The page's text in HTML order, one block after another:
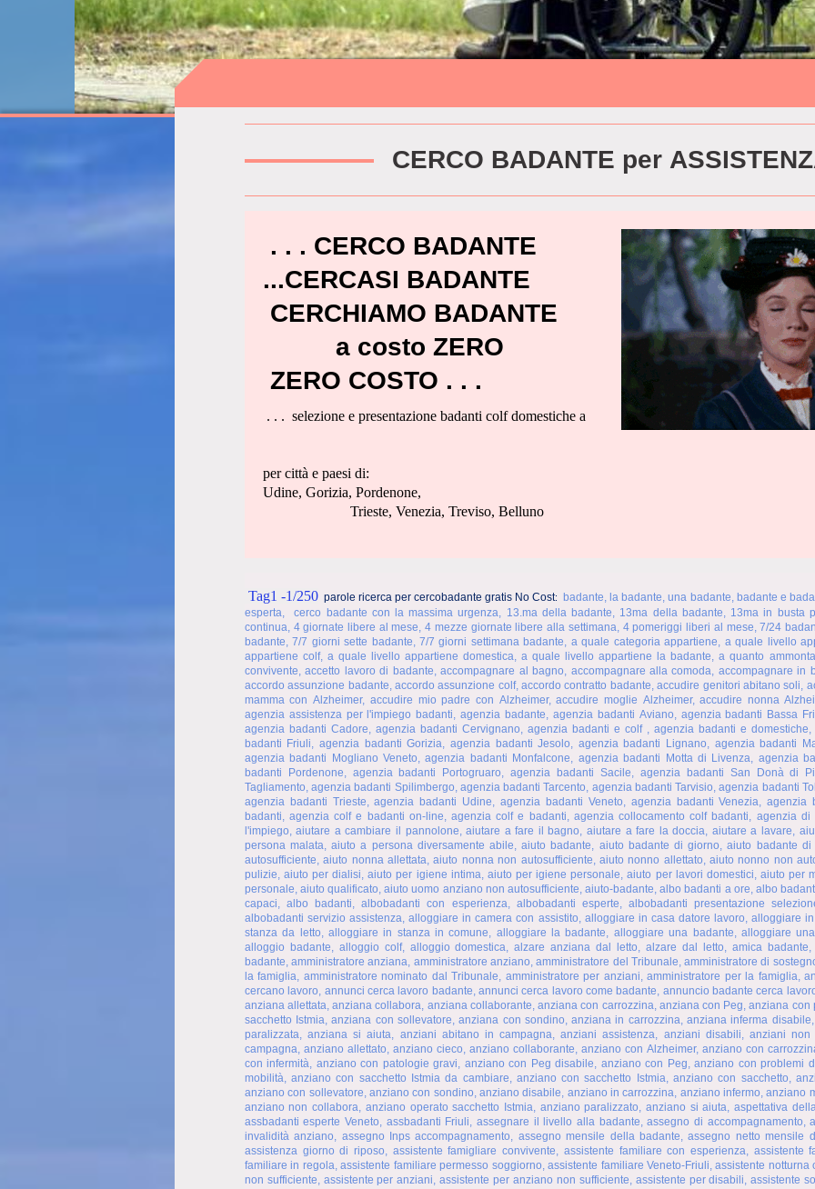
CERCO BADANTE per
. . . CERCO BADANTE
...CERCASI BADANTE
CERCHIAMO BADANTE
a costo ZERO
ZERO COSTO . . .
. . . selezione e presentazione badanti colf domestiche a
per città e paesi di:
Udine, Gorizia, Pordenone,
Trieste, Venezia, Treviso, Belluno
Tag1 -1/250 parole ricerca per cercobadante gratis No Cost:
badante, la badante, una badante, badante e
esperta, cerco badante con la massima urgenza, 13.ma della badante, 13ma della badante, 13ma in busta
continua, 4 giornate libere al mese, 4 mezze giornate libere alla settimana, 4 pomeriggi liberi al mese, 7/24
badante, 7/7 giorni sette badante, 7/7 giorni settimana badante, a quale categoria appartiene, a quale livello
appartiene colf, a quale livello appartiene domestica, a quale livello appartiene la badante, a quanto
convivente, accetto lavoro di badante, accompagnare al bagno, accompagnare alla comoda, accompagnare in
accordo assunzione badante, accordo assunzione colf, accordo contratto badante, accudire genitori abitano soli,
mamma con Alzheimer, accudire mio padre con Alzheimer, accudire moglie Alzheimer, accudire nonna
agenzia assistenza per l'impiego badanti, agenzia badante, agenzia badanti Aviano, agenzia badanti Bassa
agenzia badanti Cadore, agenzia badanti Cervignano, agenzia badanti e colf , agenzia badanti e
badanti Friuli, agenzia badanti Gorizia, agenzia badanti Jesolo, agenzia badanti Lignano, agenzia badanti
agenzia badanti Mogliano Veneto, agenzia badanti Monfalcone, agenzia badanti Motta di Livenza, agenzia
badanti Pordenone, agenzia badanti Portogruaro, agenzia badanti Sacile, agenzia badanti San Donà di
Tagliamento, agenzia badanti Spilimbergo, agenzia badanti Tarcento, agenzia badanti Tarvisio, agenzia badanti
agenzia badanti Trieste, agenzia badanti Udine, agenzia badanti Veneto, agenzia badanti Venezia, agenzia
badanti, agenzia colf e badanti on-line, agenzia colf e badanti, agenzia collocamento colf badanti, agenzia
l'impiego, aiutare a cambiare il pannolone, aiutare a fare il bagno, aiutare a fare la doccia, aiutare a lavare,
persona malata, aiuto a persona diversamente abile, aiuto badante, aiuto badante di giorno, aiuto badante
autosufficiente, aiuto nonna allettata, aiuto nonna non autosufficiente, aiuto nonno allettato, aiuto nonno non
pulizie, aiuto per dialisi, aiuto per igiene intima, aiuto per igiene personale, aiuto per lavori domestici, aiuto per
personale, aiuto qualificato, aiuto uomo anziano non autosufficiente, aiuto-badante, albo badanti a ore, albo
capaci, albo badanti, albobadanti con esperienza, albobadanti esperte, albobadanti presentazione
albobadanti servizio assistenza, alloggiare in camera con assistito, alloggiare in casa datore lavoro, alloggiare
stanza da letto, alloggiare in stanza in comune, alloggiare la badante, alloggiare una badante, alloggiare
alloggio badante, alloggio colf, alloggio domestica, alzare anziana dal letto, alzare dal letto, amica badante,
badante, amministratore anziana, amministratore anziano, amministratore del Tribunale, amministratore di
la famiglia, amministratore nominato dal Tribunale, amministratore per anziani, amministratore per la famiglia,
cercano lavoro, annunci cerca lavoro badante, annunci cerca lavoro come badante, annuncio badante cerca
anziana allettata, anziana collabora, anziana collaborante, anziana con carrozzina, anziana con Peg, anziana
sacchetto Istmia, anziana con sollevatore, anziana con sondino, anziana in carrozzina, anziana inferma
paralizzata, anziana si aiuta, anziani abitano in campagna, anziani assistenza, anziani disabili, anziani
campagna, anziano allettato, anziano cieco, anziano collaborante, anziano con Alzheimer, anziano con
con infermità, anziano con patologie gravi, anziano con Peg disabile, anziano con Peg, anziano con problemi
mobilità, anziano con sacchetto Istmia da cambiare, anziano con sacchetto Istmia, anziano con sacchetto,
anziano con sollevatore, anziano con sondino, anziano disabile, anziano in carrozzina, anziano infermo, anziano
anziano non collabora, anziano operato sacchetto Istmia, anziano paralizzato, anziano si aiuta, aspettativa
assbadanti esperte Veneto, assbadanti Friuli, assegnare il livello alla badante, assegno di accompagnamento,
invalidità anziano, assegno Inps accompagnamento, assegno mensile della badante, assegno netto mensile
assistenza giorno di riposo, assistente famigliare convivente, assistente familiare con esperienza, assistente
familiare in regola, assistente familiare permesso soggiorno, assistente familiare Veneto-Friuli, assistente
non sufficiente, assistente per anziani, assistente per anziano non sufficiente, assistente per disabili, assistente